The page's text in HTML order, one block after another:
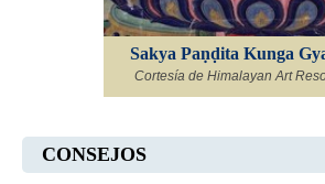
Sakya Paṇḍita Kunga
Cortesía de Himalayan Art
CONSEJOS